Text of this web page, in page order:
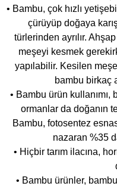
• Bambu, çok hızlı
çürüyüp doğaya
türlerinden ayrılır.
meşeyi kesmek
yapılabilir. Kesilen
bambu birkaç
• Bambu ürün kullanımı,
ormanlar da doğanın
Bambu, fotosentez
nazaran %35
• Hiçbir tarım ilacına,
• Bambu ürünler,